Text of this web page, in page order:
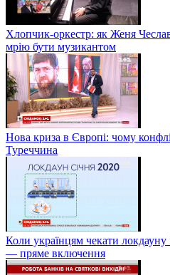
Хлопчик-оркестр: як Женя
мрію бути музикантом
Нова криза в Європі: чому
Туреччина
Коли українцям чекати локдауну
— пряме включення